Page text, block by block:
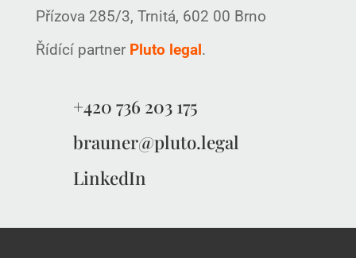
Přízova 285/3, Trnitá, 602 00 Brno
Řídící partner Pluto legal.
+420 736 203 175
brauner@pluto.legal
LinkedIn